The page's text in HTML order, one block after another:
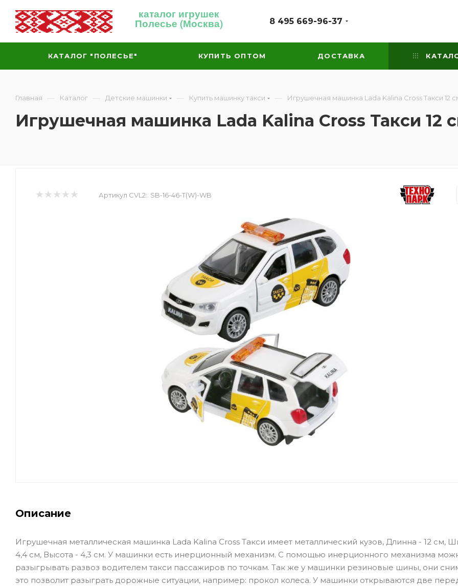
каталог игрушек
Полесье (Москва) 8 495 669-96-37
КАТАЛОГ "ПОЛЕСЬЕ" КУПИТЬ ОПТОМ ДОСТАВКА
Главная — Каталог — Детские машинки — Купить машинку такси — Игрушечная машинка Lada Kalina Cross Такси 12
Игрушечная машинка Lada Kalina Cross Такси 12
Артикул CVL2:: SB-16-46-T(W)-WB
Описание
Игрушечная металлическая машинка Lada Kalina Cross Такси имеет металлический кузов, Длинна - 12 см,
4,4 см, Высота - 4,3 см. У машинки есть инерционный механизм. С помощью инерционного механизма
разыгрывать развоз водителем такси пассажиров по точкам. Так же у машинки резиновые шины, они
это позволит разыграть дорожные ситуации, например: прокол колеса. У машинки открываются две